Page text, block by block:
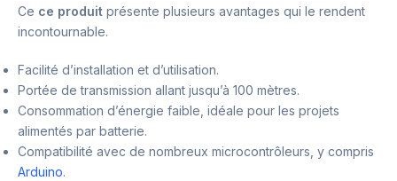
Ce ce produit présente plusieurs avantages qui le rendent
incontournable.
Facilité d’installation et d’utilisation.
Portée de transmission allant jusqu’à 100 mètres.
Consommation d’énergie faible, idéale pour les projets
alimentés par batterie.
Compatibilité avec de nombreux microcontrôleurs, y compris
Arduino.